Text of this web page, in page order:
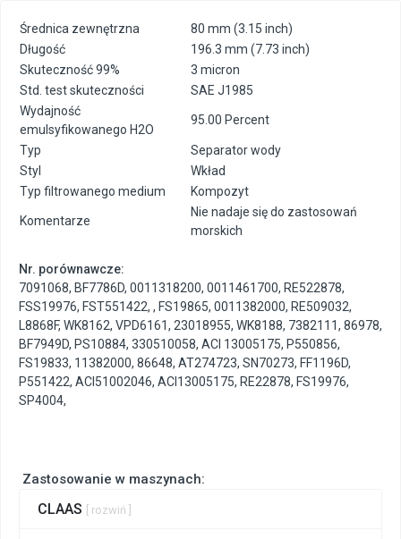
Zastosowanie w maszynach:
CLAAS [ rozwiń ]
Średnica zewnętrzna
80 mm (3.15 inch)
Długość
196.3 mm (7.73 inch)
Skuteczność 99%
3 micron
Std. test skuteczności
SAE J1985
Wydajność
emulsyfikowanego H2O
95.00 Percent
Typ
Separator wody
Styl
Wkład
Typ filtrowanego medium
Kompozyt
Komentarze
Nie nadaje się do zastosowań
morskich
Nr. porównawcze:
7091068, BF7786D, 0011318200, 0011461700, RE522878,
FSS19976, FST551422, , FS19865, 0011382000, RE509032,
L8868F, WK8162, VPD6161, 23018955, WK8188, 7382111, 86978,
BF7949D, PS10884, 330510058, ACI 13005175, P550856,
FS19833, 11382000, 86648, AT274723, SN70273, FF1196D,
P551422, ACI51002046, ACI13005175, RE22878, FS19976,
SP4004,